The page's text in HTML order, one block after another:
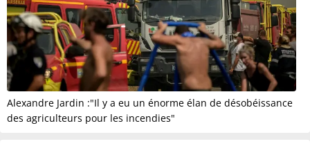
Alexandre Jardin :"Il y a eu un énorme élan de désobéissance
des agriculteurs pour les incendies"